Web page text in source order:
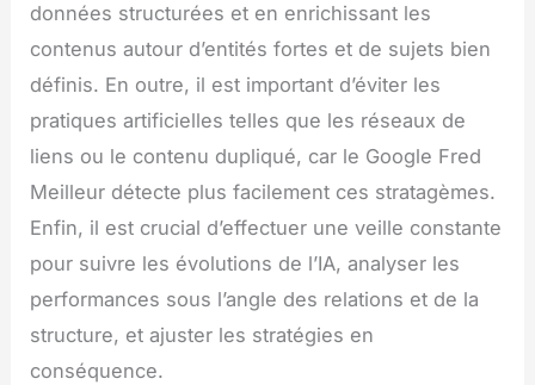
données structurées et en enrichissant les
contenus autour d’entités fortes et de sujets bien
définis. En outre, il est important d’éviter les
pratiques artificielles telles que les réseaux de
liens ou le contenu dupliqué, car le Google Fred
Meilleur détecte plus facilement ces stratagèmes.
Enfin, il est crucial d’effectuer une veille constante
pour suivre les évolutions de l’IA, analyser les
performances sous l’angle des relations et de la
structure, et ajuster les stratégies en
conséquence.